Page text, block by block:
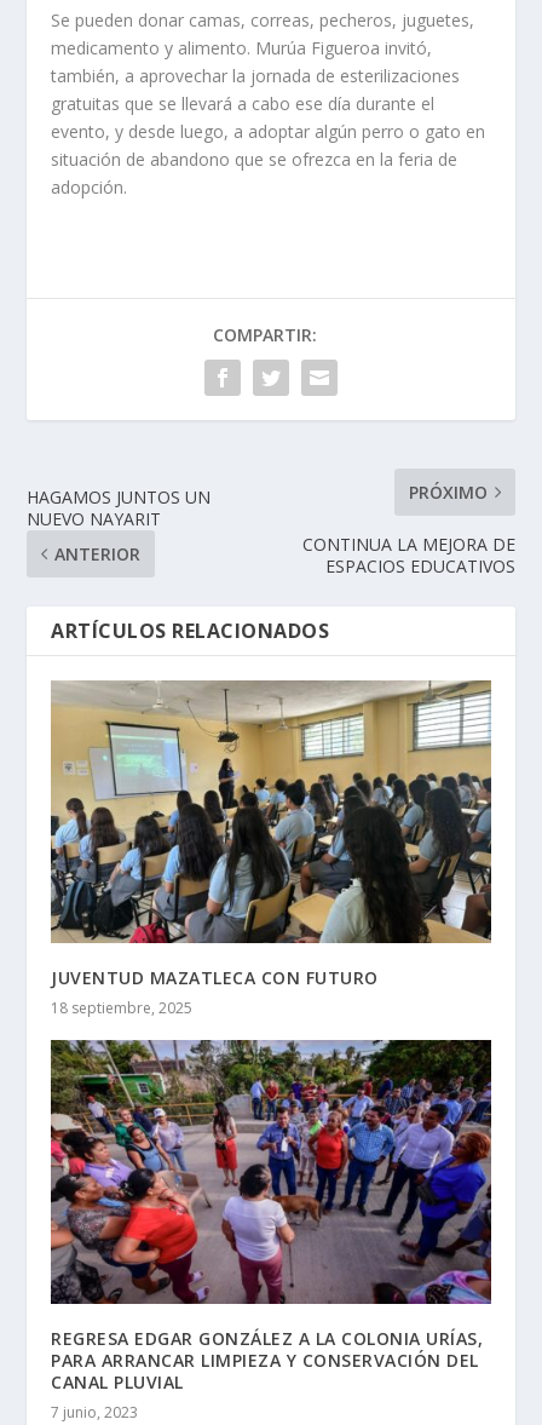
Se pueden donar camas, correas, pecheros, juguetes,
medicamento y alimento. Murúa Figueroa invitó,
también, a aprovechar la jornada de esterilizaciones
gratuitas que se llevará a cabo ese día durante el
evento, y desde luego, a adoptar algún perro o gato en
situación de abandono que se ofrezca en la feria de
adopción.
COMPARTIR:
HAGAMOS JUNTOS UN
NUEVO NAYARIT
ANTERIOR
PRÓXIMO
CONTINUA LA MEJORA DE
ESPACIOS EDUCATIVOS
ARTÍCULOS RELACIONADOS
JUVENTUD MAZATLECA CON FUTURO
18 septiembre, 2025
REGRESA EDGAR GONZÁLEZ A LA COLONIA URÍAS,
PARA ARRANCAR LIMPIEZA Y CONSERVACIÓN DEL
CANAL PLUVIAL
7 junio, 2023